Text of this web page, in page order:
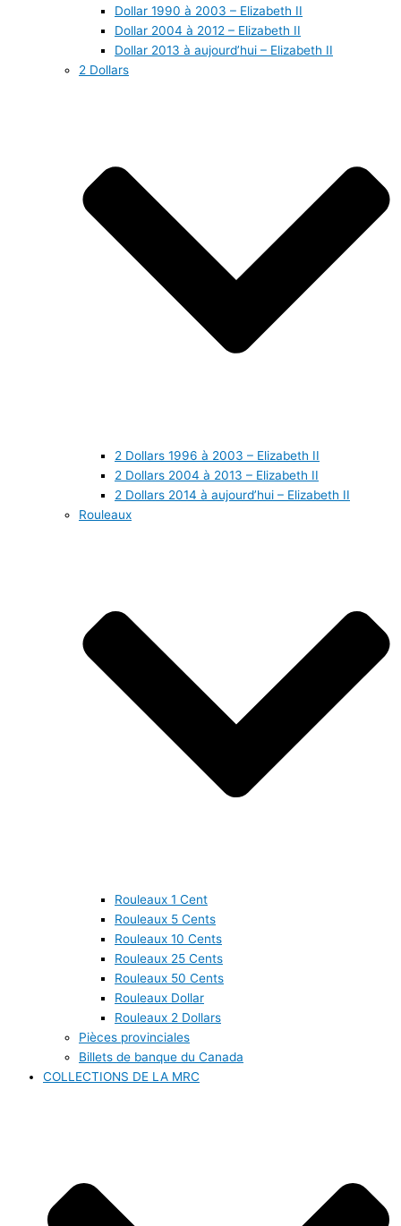
Dollar 1990 à 2003 – Elizabeth II
Dollar 2004 à 2012 – Elizabeth II
Dollar 2013 à aujourd’hui – Elizabeth II
2 Dollars
2 Dollars 1996 à 2003 – Elizabeth II
2 Dollars 2004 à 2013 – Elizabeth II
2 Dollars 2014 à aujourd’hui – Elizabeth II
Rouleaux
Rouleaux 1 Cent
Rouleaux 5 Cents
Rouleaux 10 Cents
Rouleaux 25 Cents
Rouleaux 50 Cents
Rouleaux Dollar
Rouleaux 2 Dollars
Pièces provinciales
Billets de banque du Canada
COLLECTIONS DE LA MRC